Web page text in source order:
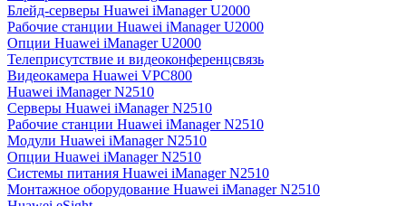
Блейд-серверы Huawei iManager U2000
Рабочие станции Huawei iManager U2000
Опции Huawei iManager U2000
Телеприсутствие и видеоконференцсвязь
Видеокамера Huawei VPC800
Huawei iManager N2510
Серверы Huawei iManager N2510
Рабочие станции Huawei iManager N2510
Модули Huawei iManager N2510
Опции Huawei iManager N2510
Системы питания Huawei iManager N2510
Монтажное оборудование Huawei iManager N2510